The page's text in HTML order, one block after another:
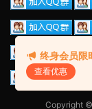
Copyright
终身会员限
查看优惠